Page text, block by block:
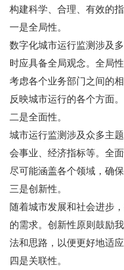
构建科学、合理、有效的指
一是全局性。
数字化城市运行监测涉及
时应具备全局观念。全局
考虑各个业务部门之间的
反映城市运行的各个方面。
二是全面性。
城市运行监测涉及众多主
会事业、经济指标等。全
尽可能涵盖各个领域，确
三是创新性。
随着城市发展和社会进步
的需求。创新性原则鼓励
法和思路，以便更好地适
四是关联性。